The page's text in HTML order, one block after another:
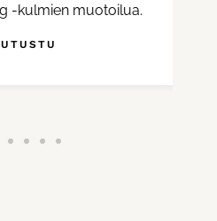
-kulmien muotoilua.